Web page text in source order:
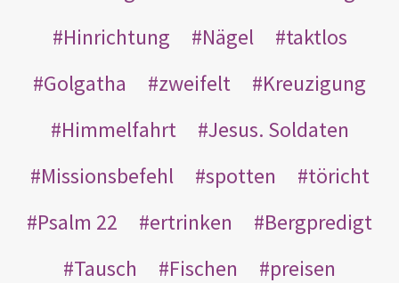
Hinrichtung
Nägel
taktlos
Golgatha
zweifelt
Kreuzigung
Himmelfahrt
Jesus. Soldaten
Missionsbefehl
spotten
töricht
Psalm 22
ertrinken
Bergpredigt
Tausch
Fischen
preisen